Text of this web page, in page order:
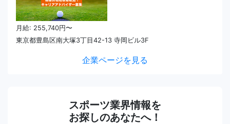
月給: 255,740円〜
東京都豊島区南大塚3丁目42-13 寺岡ビル3F
企業ページを見る
スポーツ業界情報を
お探しのあなたへ！